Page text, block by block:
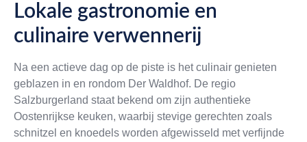
Lokale gastronomie en
culinaire verwennerij
Na een actieve dag op de piste is het culinair genieten
geblazen in en rondom Der Waldhof. De regio
Salzburgerland staat bekend om zijn authentieke
Oostenrijkse keuken, waarbij stevige gerechten zoals
schnitzel en knoedels worden afgewisseld met verfijnde